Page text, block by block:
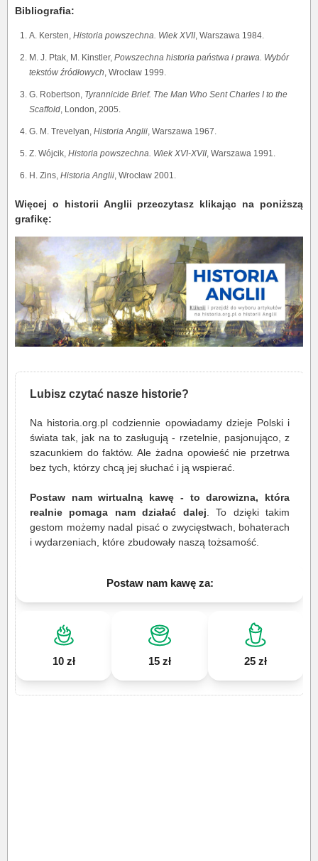
Bibliografia:
A. Kersten, Historia powszechna. Wiek XVII, Warszawa 1984.
M. J. Ptak, M. Kinstler, Powszechna historia państwa i prawa. Wybór
tekstów źródłowych, Wrocław 1999.
G. Robertson, Tyrannicide Brief. The Man Who Sent Charles I to the
Scaffold, London, 2005.
G. M. Trevelyan, Historia Anglii, Warszawa 1967.
Z. Wójcik, Historia powszechna. Wiek XVI-XVII, Warszawa 1991.
H. Zins, Historia Anglii, Wrocław 2001.
Więcej o historii Anglii przeczytasz klikając na poniższą
grafikę:
Lubisz czytać nasze historie?
Na historia.org.pl codziennie opowiadamy dzieje Polski i
świata tak, jak na to zasługują - rzetelnie, pasjonująco, z
szacunkiem do faktów. Ale żadna opowieść nie przetrwa
bez tych, którzy chcą jej słuchać i ją wspierać.
Postaw nam wirtualną kawę - to darowizna, która
realnie pomaga nam działać dalej . To dzięki takim
gestom możemy nadal pisać o zwycięstwach, bohaterach
i wydarzeniach, które zbudowały naszą tożsamość.
Postaw nam kawę za:
10 zł 15 zł 25 zł